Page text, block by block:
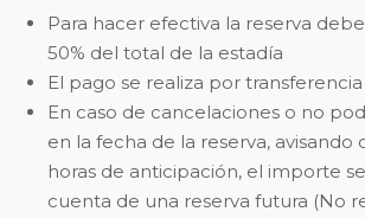
Para hacer efectiva la reserva
50% del total de la estadía
El pago se realiza por
En caso de cancelaciones o no
en la fecha de la reserva, avisando
horas de anticipación, el importe
cuenta de una reserva futura (No